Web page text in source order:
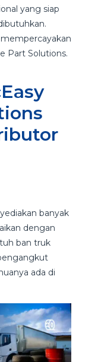
yang siap
Part Solutions.
banyak
dengan
ban truk
ada di